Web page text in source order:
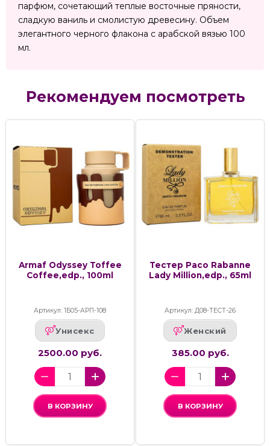
парфюм, сочетающий теплые восточные пряности,
сладкую ваниль и смолистую древесину. Объем
элегантного черного флакона с арабской вязью 100
мл.
Рекомендуем посмотреть
Armaf Odyssey Toffee
Coffee,edp., 100ml
Артикул: 1Б05-АРП-108
Унисекс
2500.00 руб.
В КОРЗИНУ
Тестер Paco Rabanne
Lady Million,edp., 65ml
Артикул: Д08-ТЕСТ-26
Женский
385.00 руб.
В КОРЗИНУ